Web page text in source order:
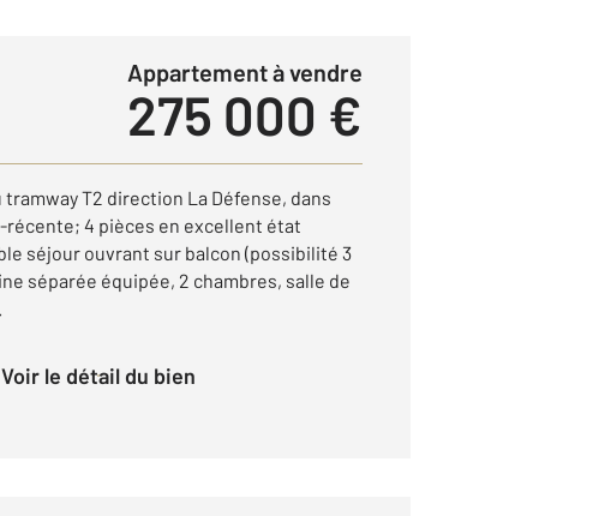
Appartement à vendre
275 000 €
tramway T2 direction La Défense, dans
récente; 4 pièces en excellent état
séjour ouvrant sur balcon (possibilité 3
séparée équipée, 2 chambres, salle de
Voir le détail du bien